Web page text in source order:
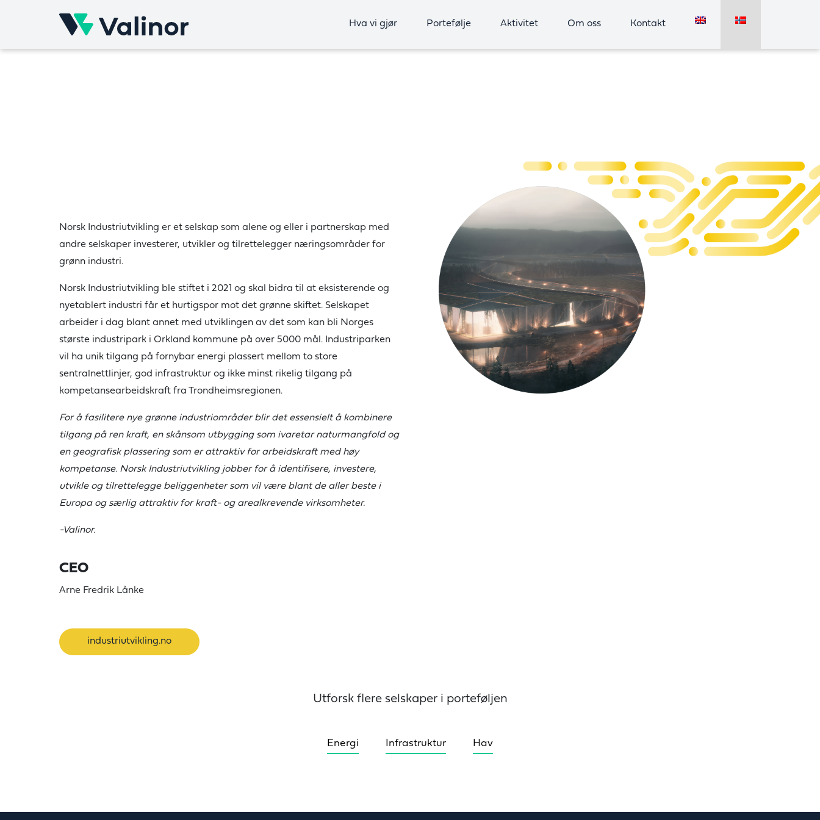
Hva vi gjør Portefølje Aktivitet Om oss Kontakt
Norsk Industriutvikling er et selskap som alene og eller i partnerskap med
andre selskaper investerer, utvikler og tilrettelegger næringsområder for
grønn industri.
Norsk Industriutvikling ble stiftet i 2021 og skal bidra til at eksisterende og
nyetablert industri får et hurtigspor mot det grønne skiftet. Selskapet
arbeider i dag blant annet med utviklingen av det som kan bli Norges
største industripark i Orkland kommune på over 5000 mål. Industriparken
vil ha unik tilgang på fornybar energi plassert mellom to store
sentralnettlinjer, god infrastruktur og ikke minst rikelig tilgang på
kompetansearbeidskraft fra Trondheimsregionen.
For å fasilitere nye grønne industriområder blir det essensielt å kombinere
tilgang på ren kraft, en skånsom utbygging som ivaretar naturmangfold og
en geografisk plassering som er attraktiv for arbeidskraft med høy
kompetanse. Norsk Industriutvikling jobber for å identifisere, investere,
utvikle og tilrettelegge beliggenheter som vil være blant de aller beste i
Europa og særlig attraktiv for kraft- og arealkrevende virksomheter.
-Valinor.
CEO
Arne Fredrik Lånke
industriutvikling.no
Utforsk flere selskaper i porteføljen
Energi Infrastruktur Hav